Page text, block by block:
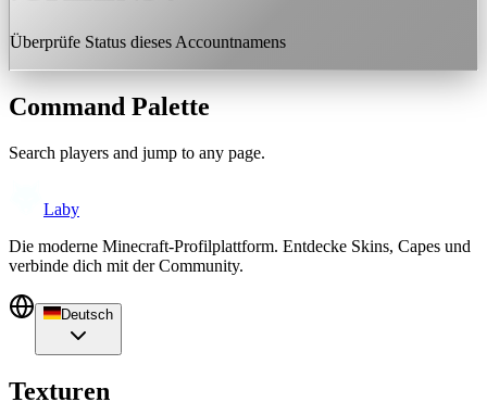
Überprüfe Status dieses Accountnamens
Command Palette
Search players and jump to any page.
Laby
Die moderne Minecraft-Profilplattform. Entdecke Skins, Capes und
verbinde dich mit der Community.
Deutsch
Texturen